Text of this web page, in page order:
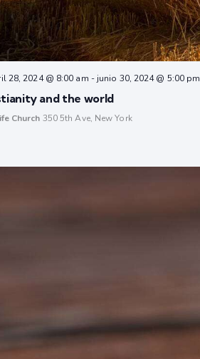
28, 2024 @ 8:00 am -junio 30, 2024 @ 5:00 pm
and the world
Church 350 5th Ave, New York